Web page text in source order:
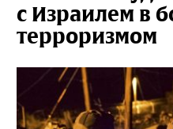
с Израилем в
терроризмом